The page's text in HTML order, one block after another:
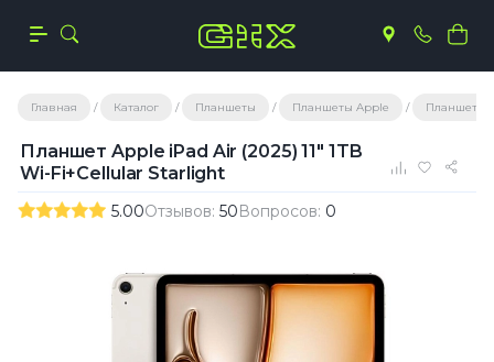
Главная Каталог Планшеты Планшеты Apple Планшеты
Планшет Apple iPad Air (2025) 11" 1TB
Wi-Fi+Cellular Starlight
5.00Отзывов: 50Вопросов: 0